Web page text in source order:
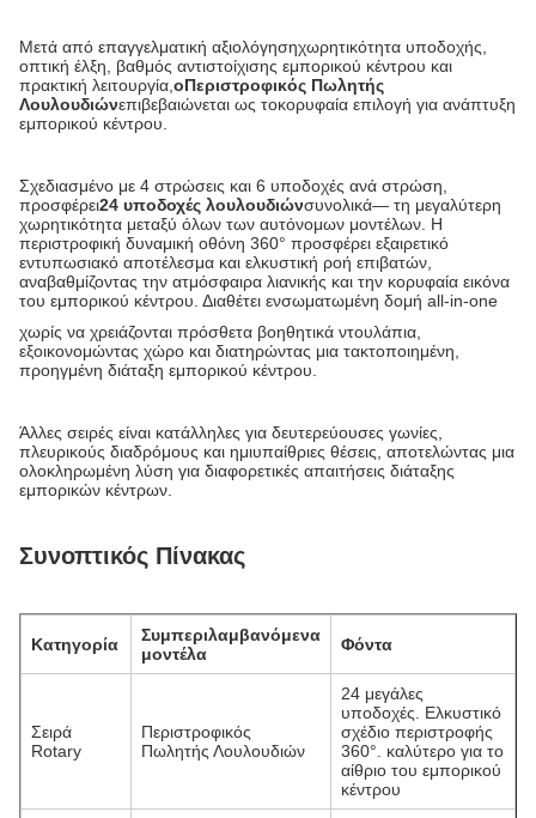
Μετά από επαγγελματική αξιολόγησηχωρητικότητα υποδοχής,
οπτική έλξη, βαθμός αντιστοίχισης εμπορικού κέντρου και
πρακτική λειτουργία οΠεριστροφικός Πωλητής
Λουλουδιώνεπιβεβαιώνεται ως τοκορυφαία επιλογή για ανάπτυξη
εμπορικού κέντρου
Σχεδιασμένο με 4 στρώσεις και 6 υποδοχές ανά στρώση,
προσφέρει24 υποδοχές λουλουδιώνσυνολικά— τη μεγαλύτερη
χωρητικότητα μεταξύ όλων των αυτόνομων μοντέλων. Η
περιστροφική δυναμική οθόνη 360° προσφέρει εξαιρετικό
εντυπωσιακό αποτέλεσμα και ελκυστική ροή επιβατών,
αναβαθμίζοντας την ατμόσφαιρα λιανικής και την κορυφαία εικόνα
του εμπορικού κέντρου. Διαθέτει ενσωματωμένη δομή all-in-one
χωρίς να χρειάζονται πρόσθετα βοηθητικά ντουλάπια,
εξοικονομώντας χώρο και διατηρώντας μια τακτοποιημένη,
προηγμένη διάταξη εμπορικού κέντρου.
Άλλες σειρές είναι κατάλληλες για δευτερεύουσες γωνίες,
πλευρικούς διαδρόμους και ημιυπαίθριες θέσεις, αποτελώντας μια
ολοκληρωμένη λύση για διαφορετικές απαιτήσεις διάταξης
εμπορικών κέντρων.
Συνοπτικός Πίνακας
Κατηγορία
Συμπεριλαμβανόμενα
μοντέλα
Φόντα
Σειρά
Rotary
Περιστροφικός
Πωλητής Λουλουδιών
24 μεγάλες
υποδοχές. Ελκυστικό
σχέδιο περιστροφής
360°. καλύτερο για το
αίθριο του εμπορικού
κέντρου